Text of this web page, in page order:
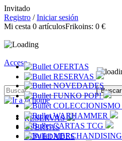
Invitado
Registro /Iniciar sesión
Mi cesta 0 artículosFrikoins: 0 €
Acceso
RESERVAS
OFERTAS
NOVEDADES
OFERTAS
RESERVAS
NOVEDADES
FUNKO POP!
COLECCIONISMO
WARHAMMER
CARTAS TCG
MERCHANDISING